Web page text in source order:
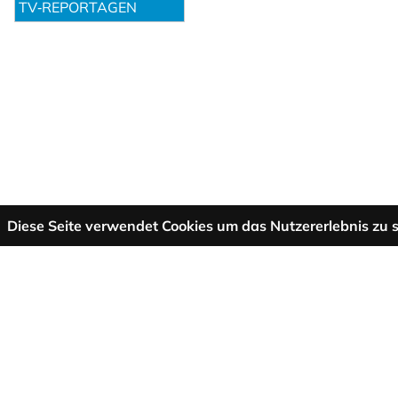
TV‑REPORTAGEN
Diese Seite verwendet Cookies um das Nutzererlebnis zu